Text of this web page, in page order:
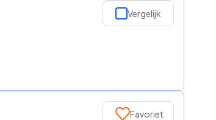
Vergelijk
Favoriet